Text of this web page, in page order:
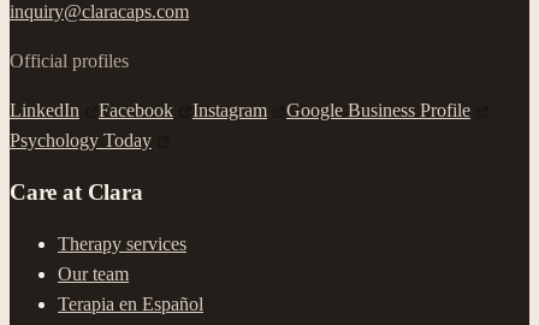
inquiry@claracaps.com
Official profiles
LinkedIn Facebook Instagram
Google Business Profile
Psychology Today
Care at Clara
Therapy services
Our team
Terapia en Español